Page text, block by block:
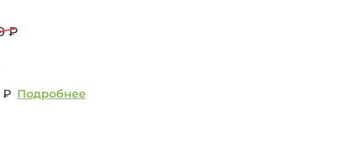
₽
₽ Подробнее